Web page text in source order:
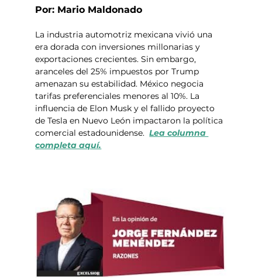
Por: Mario Maldonado
La industria automotriz mexicana vivió una
era dorada con inversiones millonarias y
exportaciones crecientes. Sin embargo,
aranceles del 25% impuestos por Trump
amenazan su estabilidad. México negocia
tarifas preferenciales menores al 10%. La
influencia de Elon Musk y el fallido proyecto
de Tesla en Nuevo León impactaron la política
comercial estadounidense. Lea columna
completa aquí.